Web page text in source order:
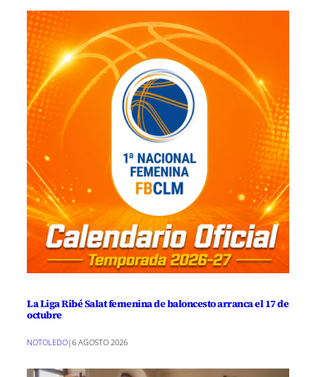
La Liga Ribé Salat femenina de baloncesto arranca el 17 de
octubre
NOTOLEDO|6 AGOSTO 2026